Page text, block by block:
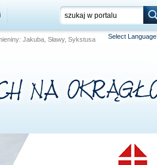
Jakuba, Sławy, Sykstusa Select Language